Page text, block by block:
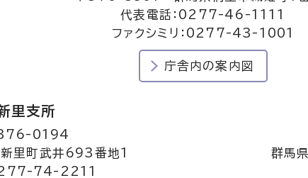
代表電話：0277-46-1111
ファクシミリ：0277-43-1001
庁舎内の案内図
里支所
0194
里町武井693番地1
74-2211
群馬